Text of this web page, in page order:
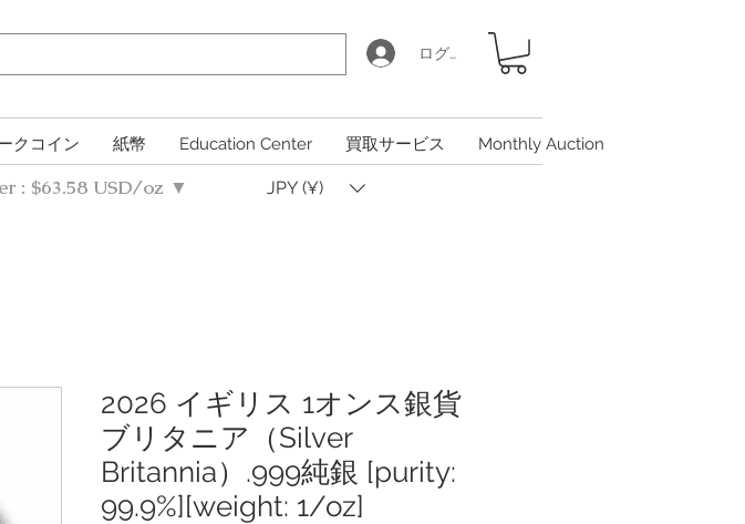
ログイン
クコイン 紙幣 Education Center 買取サービス Monthly Auction
: $63.58 USD/oz ▼ JPY (¥)
2026 イギリス 1オンス銀貨
ブリタニア（Silver
Britannia）.999純銀 [purity:
99.9%][weight: 1/oz]